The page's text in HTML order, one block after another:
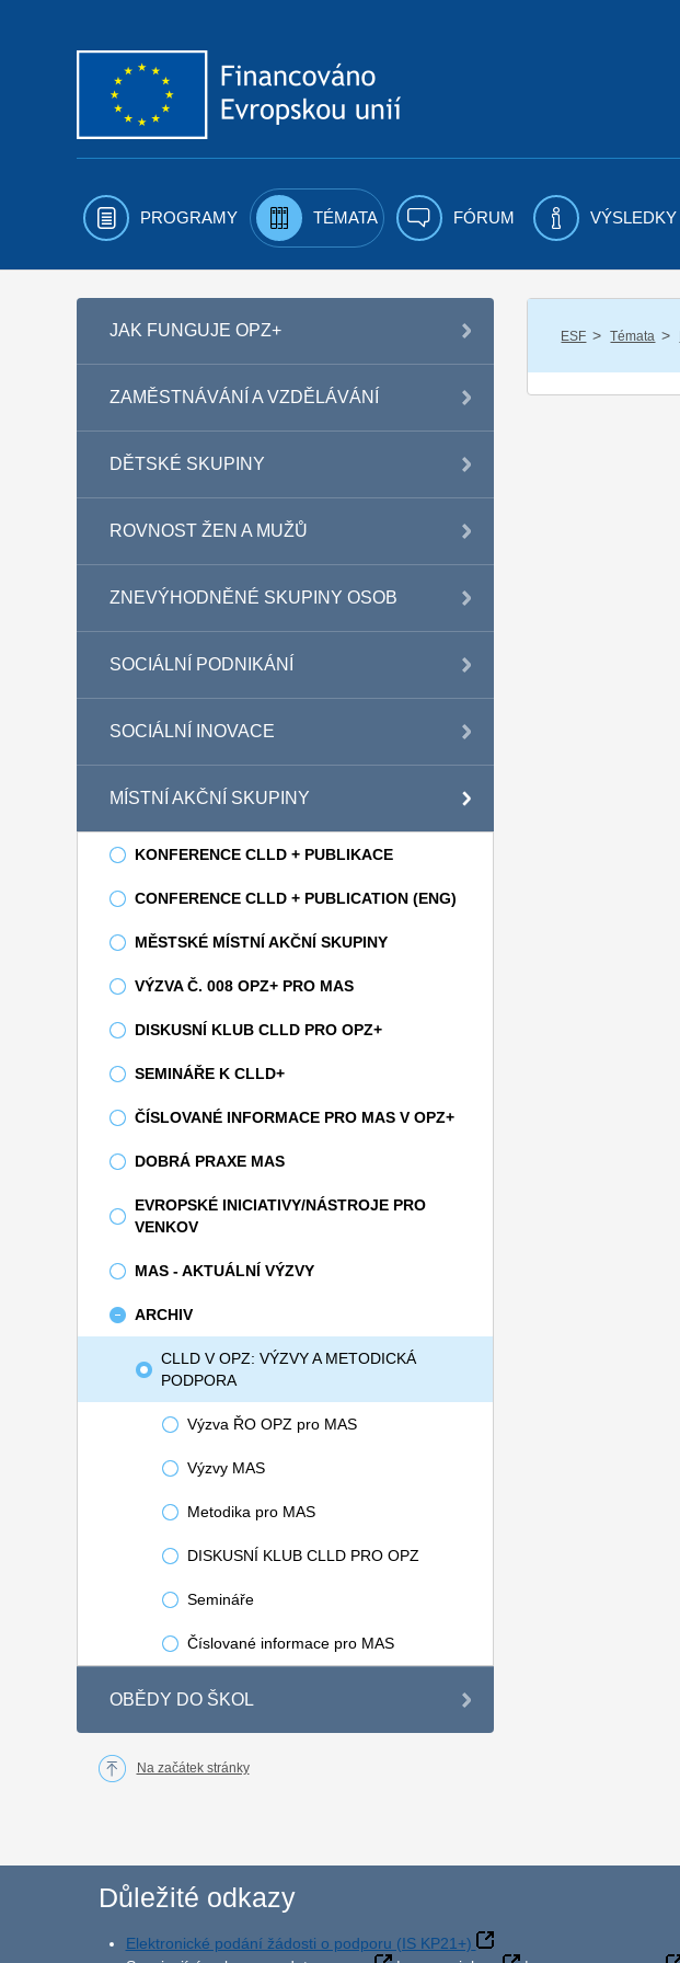
PROGRAMY TÉMATA FÓRUM VÝSLEDKY
JAK FUNGUJE OPZ+
ZAMĚSTNÁVÁNÍ A VZDĚLÁVÁNÍ
DĚTSKÉ SKUPINY
ROVNOST ŽEN A MUŽŮ
ZNEVÝHODNĚNÉ SKUPINY OSOB
SOCIÁLNÍ PODNIKÁNÍ
SOCIÁLNÍ INOVACE
MÍSTNÍ AKČNÍ SKUPINY
KONFERENCE CLLD + PUBLIKACE
CONFERENCE CLLD + PUBLICATION (ENG)
MĚSTSKÉ MÍSTNÍ AKČNÍ SKUPINY
VÝZVA Č. 008 OPZ+ PRO MAS
DISKUSNÍ KLUB CLLD PRO OPZ+
SEMINÁŘE K CLLD+
ČÍSLOVANÉ INFORMACE PRO MAS V OPZ+
DOBRÁ PRAXE MAS
EVROPSKÉ INICIATIVY/NÁSTROJE PRO
VENKOV
MAS - AKTUÁLNÍ VÝZVY
ARCHIV
CLLD V OPZ: VÝZVY A METODICKÁ
PODPORA
Výzva ŘO OPZ pro MAS
Výzvy MAS
Metodika pro MAS
DISKUSNÍ KLUB CLLD PRO OPZ
Semináře
Číslované informace pro MAS
OBĚDY DO ŠKOL
ESF / Témata /
Na začátek stránky
Důležité odkazy
Elektronické podání žádosti o podporu (IS KP21+)